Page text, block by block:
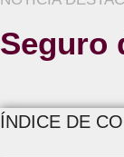
Seguro
ÍNDICE DE